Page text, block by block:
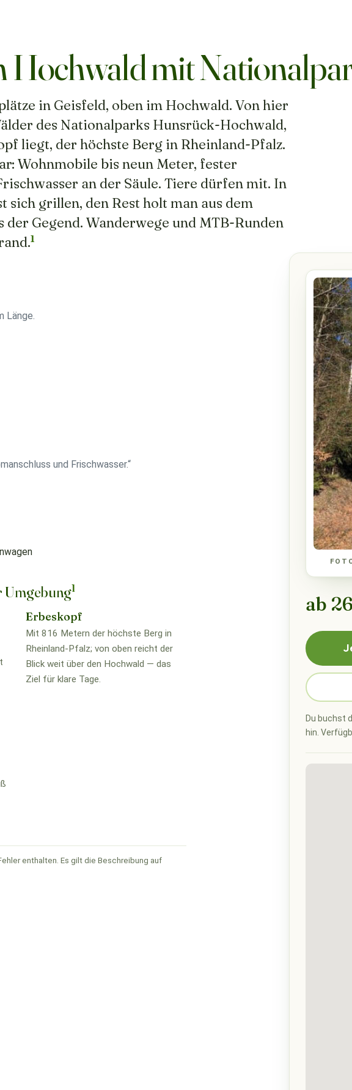
Hochwald mit
in Geisfeld, oben im Hochwald. Von hier
des Nationalparks Hunsrück-Hochwald,
liegt, der höchste Berg in Rheinland-Pfalz.
Wohnmobile bis neun Meter, fester
an der Säule. Tiere dürfen mit. In
sich grillen, den Rest holt man aus dem
der Gegend. Wanderwege und MTB-Runden
1
Länge.
und Frischwasser.“
Umgebung1
Erbeskopf
Mit 816 Metern der höchste Berg in
Rheinland-Pfalz; von oben reicht der
Blick weit über den Hochwald — das
Ziel für klare Tage.
enthalten. Es gilt die Beschreibung auf
ab
Du buchst
hin.